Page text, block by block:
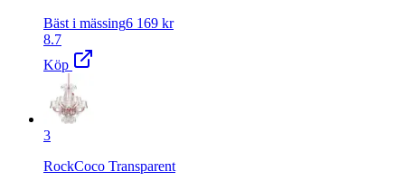
Bäst i mässing6 169 kr
8.7
Köp
3
RockCoco Transparent